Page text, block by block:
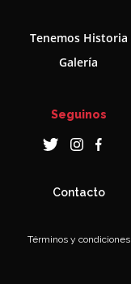
Tenemos Historia
Galería
Seguinos
Contacto
Términos y condiciones